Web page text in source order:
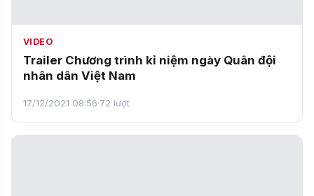
VIDEO
Trailer Chương trình kỉ niệm ngày Quân đội
nhân dân Việt Nam
17/12/2021 08:56·72 lượt